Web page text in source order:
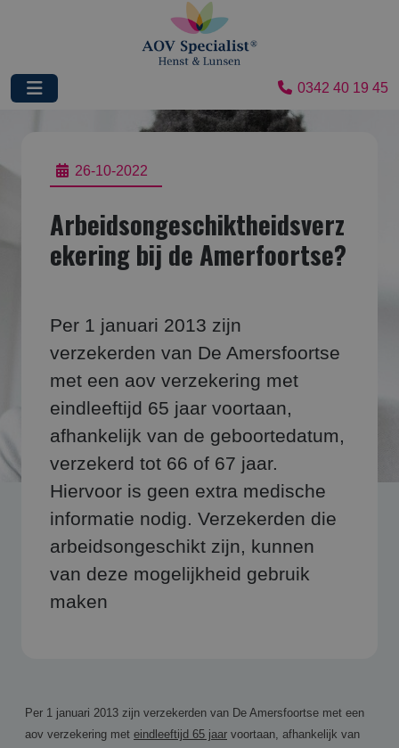
0342 40 19 45
26-10-2022
Arbeidsongeschiktheidsverz
ekering bij de Amerfoortse?
Per 1 januari 2013 zijn
verzekerden van De Amersfoortse
met een aov verzekering met
eindleeftijd 65 jaar voortaan,
afhankelijk van de geboortedatum,
verzekerd tot 66 of 67 jaar.
Hiervoor is geen extra medische
informatie nodig. Verzekerden die
arbeidsongeschikt zijn, kunnen
van deze mogelijkheid gebruik
maken
Per 1 januari 2013 zijn verzekerden van De Amersfoortse met een
aov verzekering met eindleeftijd 65 jaar voortaan, afhankelijk van